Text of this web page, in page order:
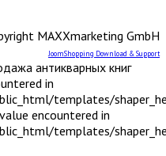
MAXXmarketing GmbH
JoomShopping Download & Support
антикварных книг
in
templates/
encountered in
templates/